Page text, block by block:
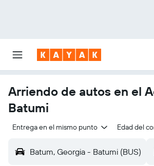
Arriendo de autos en el
Batumi
Entrega en el mismo punto Edad del
Batum, Georgia - Batumi (BUS)